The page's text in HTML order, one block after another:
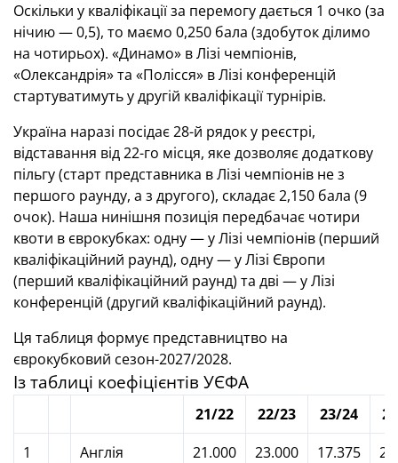
Оскільки у кваліфікації за перемогу дається 1 очко (за
нічию — 0,5), то маємо 0,250 бала (здобуток ділимо
на чотирьох). «Динамо» в Лізі чемпіонів,
«Олександрія» та «Полісся» в Лізі конференцій
стартуватимуть у другій кваліфікації турнірів.
Україна наразі посідає 28-й рядок у реєстрі,
відставання від 22-го місця, яке дозволяє додаткову
пільгу (старт представника в Лізі чемпіонів не з
першого раунду, а з другого), складає 2,150 бала (9
очок). Наша нинішня позиція передбачає чотири
квоти в єврокубках: одну — у Лізі чемпіонів (перший
кваліфікаційний раунд), одну — у Лізі Європи
(перший кваліфікаційний раунд) та дві — у Лізі
конференцій (другий кваліфікаційний раунд).
Ця таблиця формує представництво на
єврокубковий сезон-2027/2028.
Із таблиці коефіцієнтів УЄФА
21/22 22/23 23/24
1
Англія 21.000 23.000 17.375